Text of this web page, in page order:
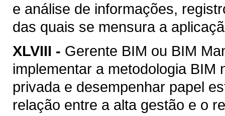
e análise de informações,
das quais se mensura a
XLVIII - Gerente BIM ou BIM
implementar a metodologia BIM
privada e desempenhar papel
relação entre a alta gestão e o